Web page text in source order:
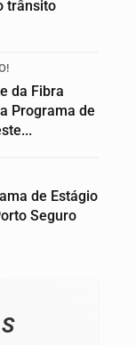
trânsito
da Fibra
Programa de
de Estágio
Seguro